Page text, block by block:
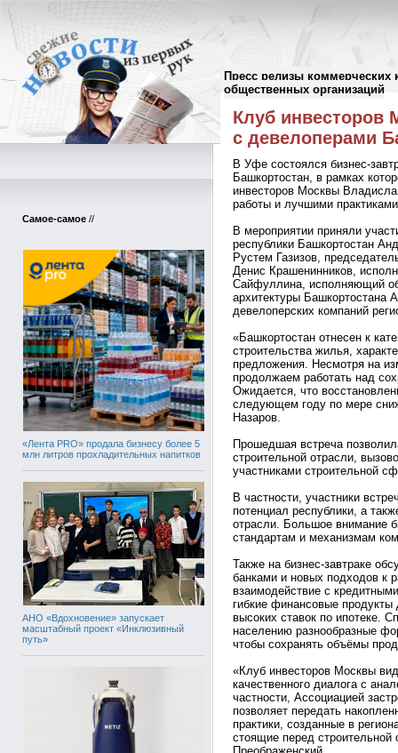
Пресс релизы коммерческих
общественных организаций
Самое-самое //
«Лента PRO» продала бизнесу более 5
млн литров прохладительных напитков
АНО «Вдохновение» запускает
масштабный проект «Инклюзивный
путь»
Пресс-релизы//
Клуб
с девелоперами
В Уфе состоялся бизнес-
Башкортостан, в рамках
инвесторов Москвы
работы и лучшими
В мероприятии приняли
республики Башкортостан
Рустем Газизов,
Денис Крашенинников,
Сайфуллина, исполняющий
архитектуры Башкортостана
девелоперских компаний
«Башкортостан отнесен к
строительства жилья,
предложения. Несмотря на
продолжаем работать над
Ожидается, что
следующем году по мере
Назаров.
Прошедшая встреча
строительной отрасли,
участниками строительной
В частности, участники
потенциал республики, а
отрасли. Большое внимание
стандартам и механизмам
Также на бизнес-завтраке
банками и новых подходов к
взаимодействие с
гибкие финансовые
высоких ставок по ипотеке.
населению разнообразные
чтобы сохранять объёмы
«Клуб инвесторов Москвы
качественного диалога с
частности, Ассоциацией
позволяет передать
практики, созданные в
стоящие перед